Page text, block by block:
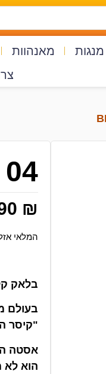
מנגות מאנהוות
₪
המלאי
בלאק
בעולם
"קיסר
אסטה
הוא